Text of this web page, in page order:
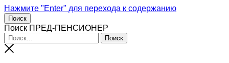
Нажмите "Enter" для перехода к содержанию
Поиск
Поиск ПРЕД-ПЕНСИОНЕР